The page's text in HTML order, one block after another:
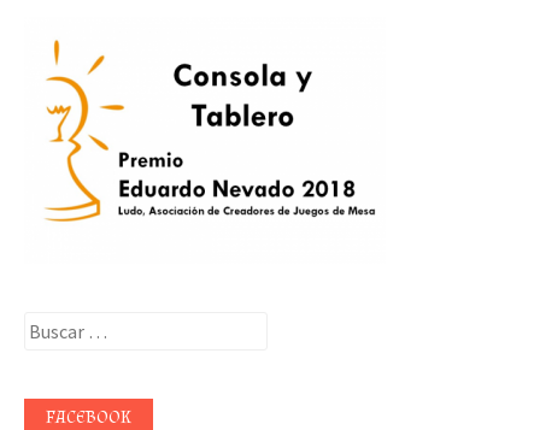
Buscar:
FACEBOOK